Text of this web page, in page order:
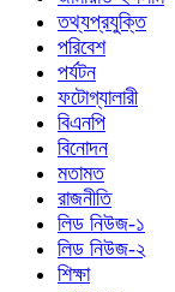
তথ্যপ্রযুক্তি
পরিবেশ
পর্যটন
ফটোগ্যালারী
বিএনপি
বিনোদন
মতামত
রাজনীতি
লিড নিউজ-১
লিড নিউজ-২
শিক্ষা